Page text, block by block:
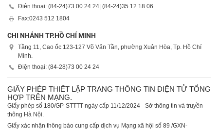
Điện thoại: (84-24)73 00 24 24| (84-24)35 12 18 06
Fax:0243 512 1804
CHI NHÁNH TP.HỒ CHÍ MINH
Tầng 11, Cao ốc 123-127 Võ Văn Tần, phường Xuân Hòa, Tp. Hồ Chí
Minh.
Điện thoại: (84-28)73 00 24 24
GIẤY PHÉP THIẾT LẬP TRANG THÔNG TIN ĐIỆN TỬ TỔNG
HỢP TRÊN MẠNG.
Giấy phép số 180/GP-STTTT ngày cấp 11/12/2024 - Sở thông tin và truyền
thông Hà Nội.
Giấy xác nhận thông báo cung cấp dịch vụ Mạng xã hội số 89 /GXN-